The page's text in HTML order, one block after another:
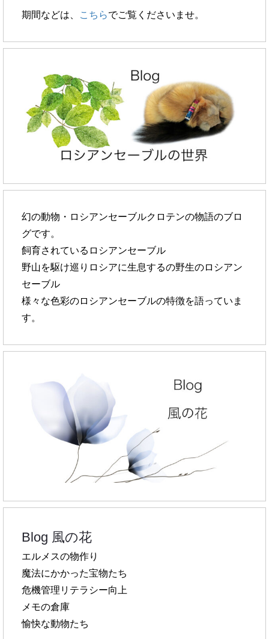
期間などは、 こちらでご覧くださいませ。
幻の動物・ロシアンセーブルクロテンの物語のブロ
グです。
飼育されているロシアンセーブル
野山を駆け巡りロシアに生息するの野生のロシアン
セーブル
様々な色彩のロシアンセーブルの特徴を語っていま
す。
Blog 風の花
エルメスの物作り
魔法にかかった宝物たち
危機管理リテラシー向上
メモの倉庫
愉快な動物たち